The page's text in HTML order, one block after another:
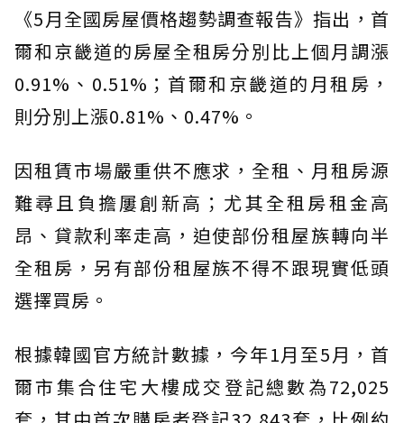
《5月全國房屋價格趨勢調查報告》指出，首
爾和京畿道的房屋全租房分別比上個月調漲
0.91%、0.51%；首爾和京畿道的月租房，
則分別上漲0.81%、0.47%。
因租賃市場嚴重供不應求，全租、月租房源
難尋且負擔屢創新高；尤其全租房租金高
昂、貸款利率走高，迫使部份租屋族轉向半
全租房，另有部份租屋族不得不跟現實低頭
選擇買房。
根據韓國官方統計數據，今年1月至5月，首
爾市集合住宅大樓成交登記總數為72,025